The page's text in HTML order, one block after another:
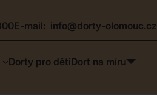
e-mail: info@dorty-olomouc.cz
Dorty pro dětiDort na míru